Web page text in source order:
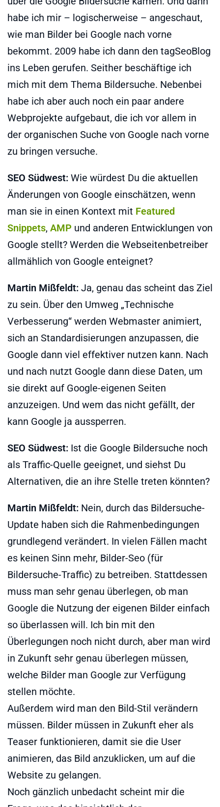
habe ich mir – logischerweise – angeschaut,
wie man Bilder bei Google nach vorne
bekommt. 2009 habe ich dann den tagSeoBlog
ins Leben gerufen. Seither beschäftige ich
mich mit dem Thema Bildersuche. Nebenbei
habe ich aber auch noch ein paar andere
Webprojekte aufgebaut, die ich vor allem in
der organischen Suche von Google nach vorne
zu bringen versuche.
SEO Südwest: Wie würdest Du die aktuellen
Änderungen von Google einschätzen, wenn
man sie in einen Kontext mit Featured
Snippets, AMP und anderen Entwicklungen von
Google stellt? Werden die Webseitenbetreiber
allmählich von Google enteignet?
Martin Mißfeldt: Ja, genau das scheint das Ziel
zu sein. Über den Umweg „Technische
Verbesserung“ werden Webmaster animiert,
sich an Standardisierungen anzupassen, die
Google dann viel effektiver nutzen kann. Nach
und nach nutzt Google dann diese Daten, um
sie direkt auf Google-eigenen Seiten
anzuzeigen. Und wem das nicht gefällt, der
kann Google ja aussperren.
SEO Südwest: Ist die Google Bildersuche noch
als Traffic-Quelle geeignet, und siehst Du
Alternativen, die an ihre Stelle treten könnten?
Martin Mißfeldt: Nein, durch das Bildersuche-
Update haben sich die Rahmenbedingungen
grundlegend verändert. In vielen Fällen macht
es keinen Sinn mehr, Bilder-Seo (für
Bildersuche-Traffic) zu betreiben. Stattdessen
muss man sehr genau überlegen, ob man
Google die Nutzung der eigenen Bilder einfach
so überlassen will. Ich bin mit den
Überlegungen noch nicht durch, aber man wird
in Zukunft sehr genau überlegen müssen,
welche Bilder man Google zur Verfügung
stellen möchte.
Außerdem wird man den Bild-Stil verändern
müssen. Bilder müssen in Zukunft eher als
Teaser funktionieren, damit sie die User
animieren, das Bild anzuklicken, um auf die
Website zu gelangen.
Noch gänzlich unbedacht scheint mir die